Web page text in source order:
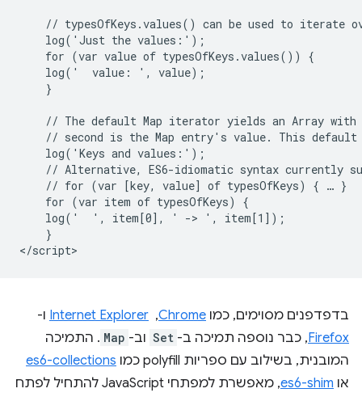
// typesOfKeys.values() can be used to iterate
    log('Just the values:');
    for (var value of typesOfKeys.values()) {
    log('  value: ', value);
    }
// The default Map iterator yields an Array
// second is the Map entry's value. This
    log('Keys and values:');
// Alternative, ES6-idiomatic syntax currently
    // for (var [key, value] of typesOfKeys) { … }
    for (var item of typesOfKeys) {
    log('  ', item[0], ' -> ', item[1]);
    }
בדפדפנים מסוימים, כמו Chrome
, ‏
Internet Explorer ו-
Firefox, כבר נוספה תמיכה ב- Set וב- Map . התמיכה
המובנית, בשילוב עם ספריות polyfill כמו
es6-collections
או es6-shim
, מאפשרת למפתחי JavaScript להתחיל לפתח